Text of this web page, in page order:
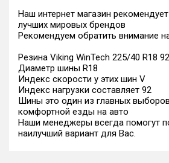
Наш интернет магазин
лучших мировых брендов
Рекомендуем обратить внимание
Резина Viking WinTech 225/40 R18
Диаметр шины R18
Индекс скорости у этих шин V
Индекс нагрузки составляет 92
Шины это один из главных
комфортной езды на авто
Наши менеджеры всегда помогут
наилучший вариант для Вас.